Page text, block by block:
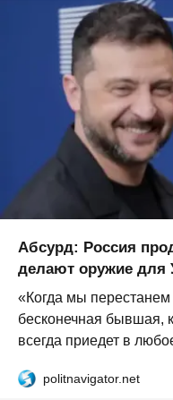
Абсурд: Россия
делают оружие для
«Когда мы перестанем
бесконечная бывшая,
всегда приедет в
politnavigator.net